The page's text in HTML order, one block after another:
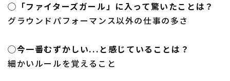
◯「ファイターズガール」に入って驚いたことは？
グラウンドパフォーマンス以外の仕事の多さ
◯今一番むずかしい...と感じていることは？
細かいルールを覚えること